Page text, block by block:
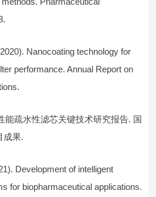
Nanocoating technology for
performance. Annual Report on
能疏水性滤芯关键技术研究报告. 国
成果.
Development of intelligent
for biopharmaceutical applications.